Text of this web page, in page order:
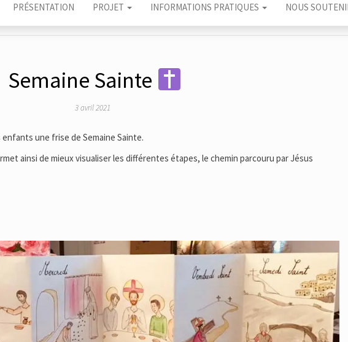
PRÉSENTATION PROJET INFORMATIONS PRATIQUES NOUS
Semaine Sainte
3 avril 2021
une frise de Semaine Sainte.
ainsi de mieux visualiser les différentes étapes, le chemin parcouru par Jésus